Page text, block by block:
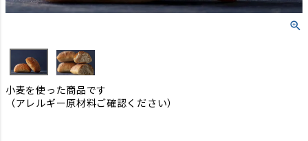
小麦を使った商品です
（アレルギー原材料ご確認ください）